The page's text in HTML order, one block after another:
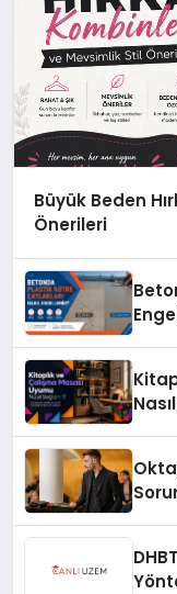
Büyük Beden
Önerileri